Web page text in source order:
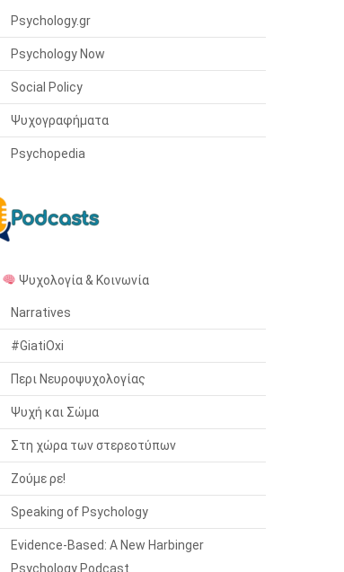
Psychology.gr
Psychology Now
Social Policy
Ψυχογραφήματα
Psychopedia
Ψυχολογία & Κοινωνία
Narratives
#GiatiOxi
Περι Νευροψυχολογίας
Ψυχή και Σώμα
Στη χώρα των στερεοτύπων
Ζούμε ρε!
Speaking of Psychology
Evidence-Based: A New Harbinger
Psychology Podcast